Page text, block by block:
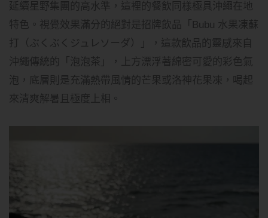
延續星野集團的高水準，這裡的餐飲同樣極具沖繩在地
特色。視覺效果滿分的絕對是招牌飲品「Bubu 水果凍蘇
打（ぶくぶくジュレソーダ）」，這款飲品的靈感來自
沖繩傳統的「泡泡茶」，上方漂浮著綿密可愛的彩色氣
泡，底層則是充滿熱帶風情的芒果或洛神花果凍，喝起
來清爽解暑且極度上相。